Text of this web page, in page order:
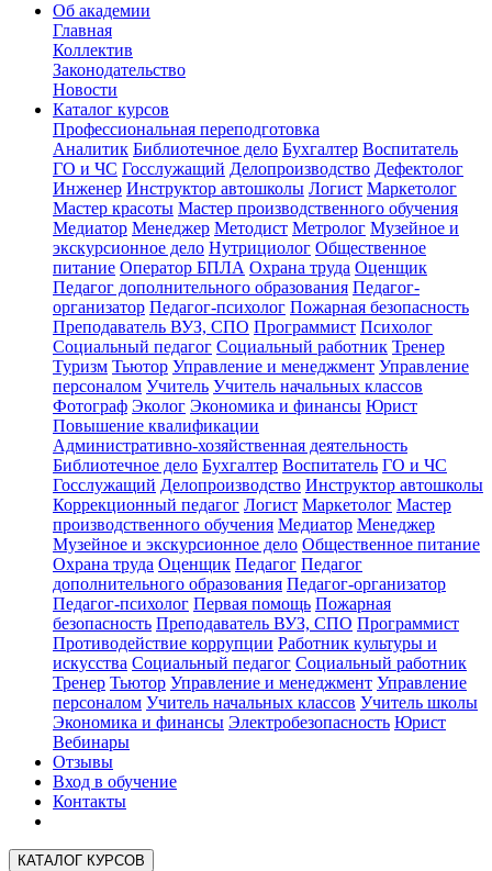
Об академии
Главная
Коллектив
Законодательство
Новости
Каталог курсов
Профессиональная переподготовка
Аналитик Библиотечное дело Бухгалтер Воспитатель
ГО и ЧС Госслужащий Делопроизводство Дефектолог
Инженер Инструктор автошколы Логист Маркетолог
Мастер красоты Мастер производственного обучения
Медиатор Менеджер Методист Метролог Музейное и
экскурсионное дело Нутрициолог Общественное
питание Оператор БПЛА Охрана труда Оценщик
Педагог дополнительного образования Педагог-
организатор Педагог-психолог Пожарная безопасность
Преподаватель ВУЗ, СПО Программист Психолог
Социальный педагог Социальный работник Тренер
Туризм Тьютор Управление и менеджмент Управление
персоналом Учитель Учитель начальных классов
Фотограф Эколог Экономика и финансы Юрист
Повышение квалификации
Административно-хозяйственная деятельность
Библиотечное дело Бухгалтер Воспитатель ГО и ЧС
Госслужащий Делопроизводство Инструктор автошколы
Коррекционный педагог Логист Маркетолог Мастер
производственного обучения Медиатор Менеджер
Музейное и экскурсионное дело Общественное питание
Охрана труда Оценщик Педагог Педагог
дополнительного образования Педагог-организатор
Педагог-психолог Первая помощь Пожарная
безопасность Преподаватель ВУЗ, СПО Программист
Противодействие коррупции Работник культуры и
искусства Социальный педагог Социальный работник
Тренер Тьютор Управление и менеджмент Управление
персоналом Учитель начальных классов Учитель школы
Экономика и финансы Электробезопасность Юрист
Вебинары
Отзывы
Вход в обучение
Контакты
КАТАЛОГ КУРСОВ